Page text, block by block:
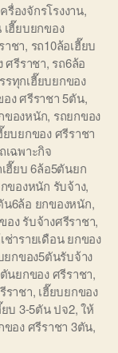
องจักรโรงงาน,
เฮี๊ยบยกของ
าชา, รถ10ล้อเฮี๊ยบ
ศรีราชา, รถ6ล้อ
รทุกเฮี๊ยบยกของ
ง ศรีราชา 5ตัน,
ของหนัก, รถยกของ
ยบยกของ ศรีราชา
เฉพาะกิจ
เฮี๊ยบ 6ล้อ5ตันยก
ของหนัก รับจ้าง,
น6ล้อ ยกของหนัก,
อง รับจ้างศรีราชา,
ช่ารายเดือน ยกของ
ยกของ5ตันรับจ้าง
นยกของ ศรีราชา,
ราชา, เฮี๊ยบยกของ
ยบ 3-5ตัน ปจ2,ให้
ของ ศรีราชา 3ตัน,